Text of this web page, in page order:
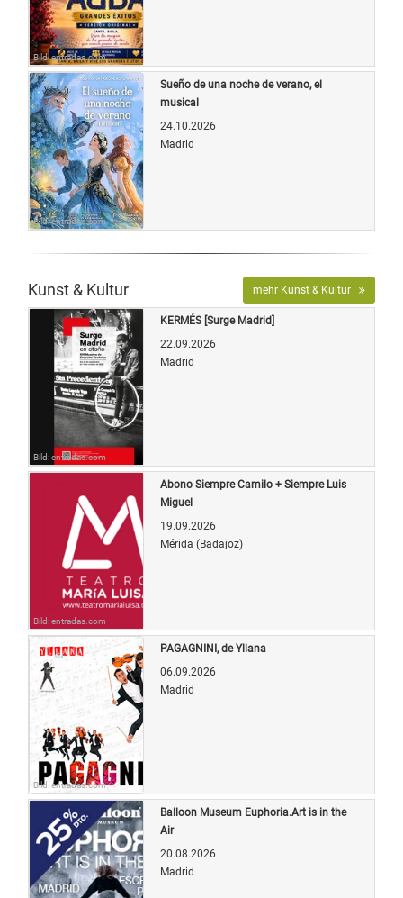
Bild: entradas.com
Bild: entradas.com
Sueño de una noche de verano, el
musical
24.10.2026
Madrid
Kunst & Kultur mehr Kunst & Kultur
Bild: entradas.com
KERMÉS [Surge Madrid]
22.09.2026
Madrid
Bild: entradas.com
Abono Siempre Camilo + Siempre Luis
Miguel
19.09.2026
Mérida (Badajoz)
Bild: entradas.com
PAGAGNINI, de Yllana
06.09.2026
Madrid
Balloon Museum Euphoria.Art is in the
Air
20.08.2026
Madrid